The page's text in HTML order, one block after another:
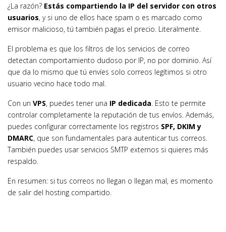
¿La razón? Estás compartiendo la IP del servidor con otros
usuarios, y si uno de ellos hace spam o es marcado como
emisor malicioso, tú también pagas el precio. Literalmente.
El problema es que los filtros de los servicios de correo
detectan comportamiento dudoso por IP, no por dominio. Así
que da lo mismo que tú envíes solo correos legítimos si otro
usuario vecino hace todo mal.
Con un VPS, puedes tener una IP dedicada . Esto te permite
controlar completamente la reputación de tus envíos. Además,
puedes configurar correctamente los registros SPF, DKIM y
DMARC, que son fundamentales para autenticar tus correos.
También puedes usar servicios SMTP externos si quieres más
respaldo.
En resumen: si tus correos no llegan o llegan mal, es momento
de salir del hosting compartido.